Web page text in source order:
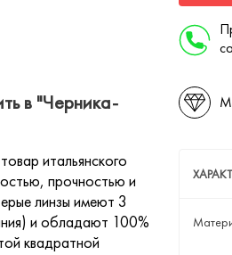
в "Черника-
итальянского
прочностью и
линзы имеют 3
и обладают 100%
квадратной